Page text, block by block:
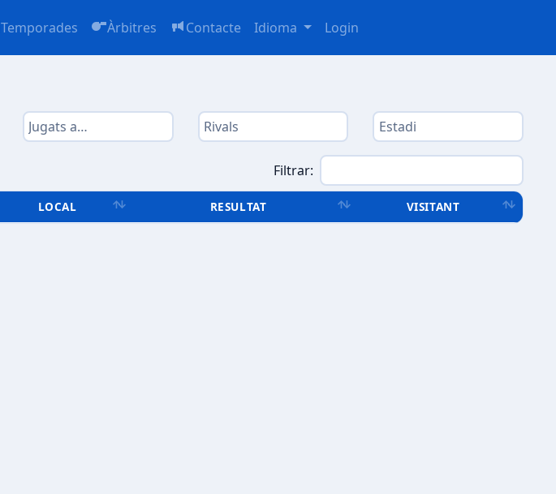
Temporades Àrbitres Contacte Idioma Login
Filtrar:
LOCAL RESULTAT VISITANT